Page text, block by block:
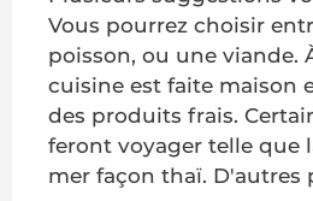
Vous pourrez choisir
poisson, ou une viande.
cuisine est faite maison
des produits frais.
feront voyager telle que
mer façon thaï. D'autres